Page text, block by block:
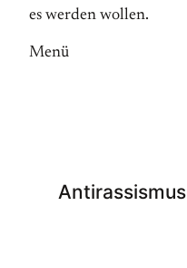
es werden wollen.
Menü
Antirassismus